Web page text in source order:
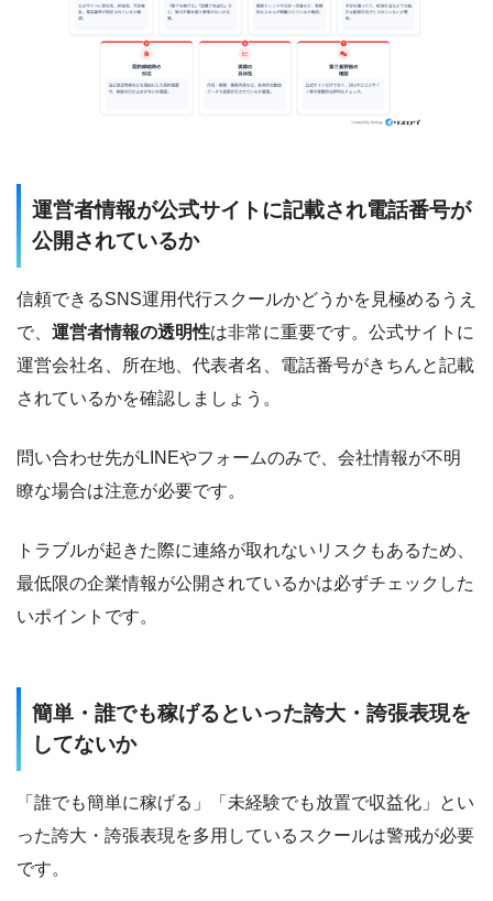
運営者情報が公式サイトに記載され電話番号が
公開されているか
信頼できるSNS運用代行スクールかどうかを見極めるうえ
で、 運営者情報の透明性は非常に重要です。公式サイトに
運営会社名、所在地、代表者名、電話番号がきちんと記載
されているかを確認しましょう。
問い合わせ先がLINEやフォームのみで、会社情報が不明
瞭な場合は注意が必要です。
トラブルが起きた際に連絡が取れないリスクもあるため、
最低限の企業情報が公開されているかは必ずチェックした
いポイントです。
簡単・誰でも稼げるといった誇大・誇張表現を
してないか
「誰でも簡単に稼げる」「未経験でも放置で収益化」とい
った誇大・誇張表現を多用しているスクールは警戒が必要
です。